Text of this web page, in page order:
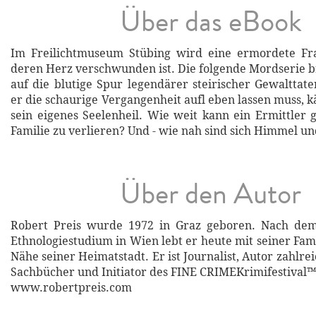
Über das eBook
Im Freilichtmuseum Stübing wird eine ermordete
deren Herz verschwunden ist. Die folgende Mordserie
auf die blutige Spur legendärer steirischer
er die schaurige Vergangenheit aufl eben lassen muss,
sein eigenes Seelenheil. Wie weit kann ein Ermittler
Familie zu verlieren? Und - wie nah sind sich Himmel
Über den Autor
Robert Preis wurde 1972 in Graz geboren. Nach
Ethnologiestudium in Wien lebt er heute mit seiner
Nähe seiner Heimatstadt. Er ist Journalist, Autor
Sachbücher und Initiator des FINE
www.robertpreis.com